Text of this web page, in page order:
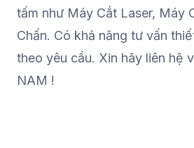
tấm như Máy Cắt Laser, Máy
Chấn. Có khả năng tư vấn
theo yêu cầu. Xin hãy liên hệ
NAM !